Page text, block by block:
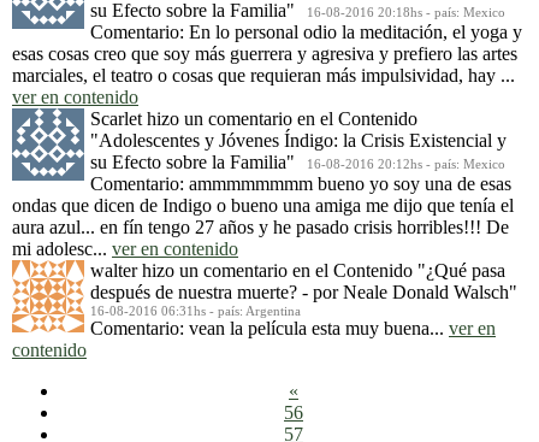
su Efecto sobre la Familia"
16-08-2016 20:18hs - país: Mexico
Comentario: En lo personal odio la meditación, el yoga y
esas cosas creo que soy más guerrera y agresiva y prefiero las artes
marciales, el teatro o cosas que requieran más impulsividad, hay ...
ver en contenido
Scarlet hizo un comentario en el Contenido
"Adolescentes y Jóvenes Índigo: la Crisis Existencial y
su Efecto sobre la Familia"
16-08-2016 20:12hs - país: Mexico
Comentario: ammmmmmmm bueno yo soy una de esas
ondas que dicen de Indigo o bueno una amiga me dijo que tenía el
aura azul... en fín tengo 27 años y he pasado crisis horribles!!! De
mi adolesc... ver en contenido
walterhizo un comentario en el Contenido "¿Qué pasa
después de nuestra muerte? - por Neale Donald Walsch"
16-08-2016 06:31hs - país: Argentina
Comentario: vean la película esta muy buena... ver en
contenido
«
56
57